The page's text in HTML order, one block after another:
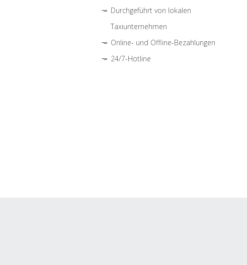
Durchgeführt von lokalen
Taxiunternehmen
Online- und Offline-Bezahlungen
24/7-Hotline